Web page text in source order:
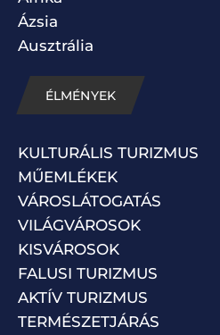
Ázsia
Ausztrália
ÉLMÉNYEK
KULTURÁLIS TURIZMUS
MŰEMLÉKEK
VÁROSLÁTOGATÁS
VILÁGVÁROSOK
KISVÁROSOK
FALUSI TURIZMUS
AKTÍV TURIZMUS
TERMÉSZETJÁRÁS